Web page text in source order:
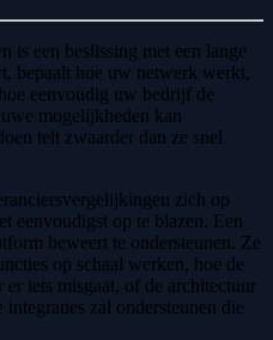
is een beslissing met een lange
bepaalt hoe uw netwerk werkt,
eenvoudig uw bedrijf de
mogelijkheden kan
telt zwaarder dan ze snel
zich op
eenvoudigst op te blazen. Een
beweert te ondersteunen. Ze
op schaal werken, hoe de
iets misgaat, of de architectuur
zal ondersteunen die